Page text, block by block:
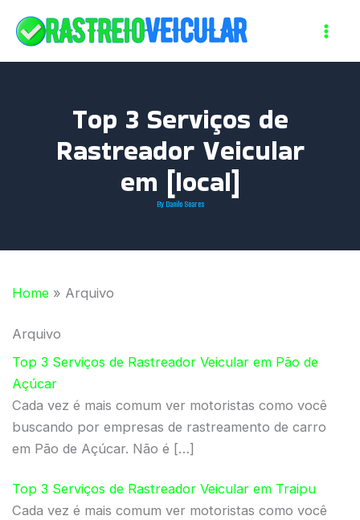
Top 3 Serviços de
Rastreador Veicular
em [local]
ByDanilo Soares
Home » Arquivo
Arquivo
Top 3 Serviços de Rastreador Veicular em Pão de
Açúcar
Cada vez é mais comum ver motoristas como você
buscando por empresas de rastreamento de carro
em Pão de Açúcar. Não é […]
Top 3 Serviços de Rastreador Veicular em Traipu
Cada vez é mais comum ver motoristas como você